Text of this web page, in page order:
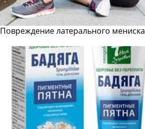
Повреждение латерального мениска